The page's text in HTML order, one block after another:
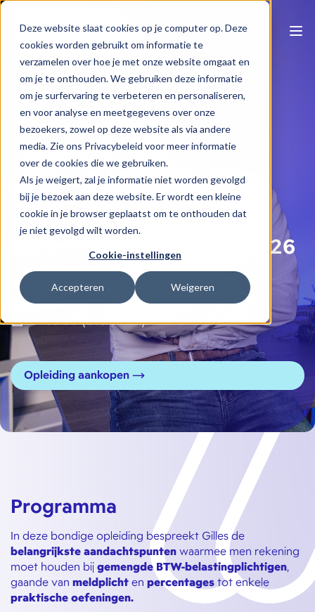
Deze website slaat cookies op je computer op. Deze
cookies worden gebruikt om informatie te
verzamelen over hoe je met onze website omgaat en
om je te onthouden. We gebruiken deze informatie
om je surfervaring te verbeteren en personaliseren,
en voor analyse en meetgegevens over onze
bezoekers, zowel op deze website als via andere
media. Zie ons Privacybeleid voor meer informatie
over de cookies die we gebruiken.
Als je weigert, zal je informatie niet worden gevolgd
bij je bezoek aan deze website. Er wordt een kleine
cookie in je browser geplaatst om te onthouden dat
je niet gevolgd wilt worden.
Cookie-instellingen
Accepteren Weigeren
Naar e-learning overzicht
Praktische zaken bij de
gemengde BTW-
belastingplichtige anno 2026
Gilles Tack
1 u 00 min
€105.00 (excl BTW)
Opleiding aankopen
Programma
In deze bondige opleiding bespreekt Gilles de
belangrijkste aandachtspunten waarmee men rekening
moet houden bij gemengde BTW-belastingplichtigen,
gaande van meldplicht en percentages tot enkele
praktische oefeningen.